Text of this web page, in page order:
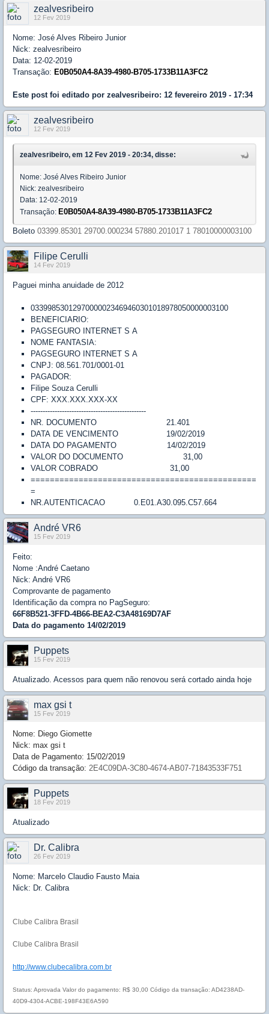
zealvesribeiro
12 Fev 2019
Nome: José Alves Ribeiro Junior
Nick: zealvesribeiro
Data: 12-02-2019
Transação: E0B050A4-8A39-4980-B705-1733B11A3FC2
Este post foi editado por zealvesribeiro: 12 fevereiro 2019 - 17:34
zealvesribeiro
12 Fev 2019
zealvesribeiro, em 12 Fev 2019 - 20:34, disse:
Nome: José Alves Ribeiro Junior
Nick: zealvesribeiro
Data: 12-02-2019
Transação: E0B050A4-8A39-4980-B705-1733B11A3FC2
Boleto 03399.85301 29700.000234 57880.201017 1 78010000003100
Filipe Cerulli
14 Fev 2019
Paguei minha anuidade de 2012
03399853012970000023469460301018978050000003100
BENEFICIARIO:
PAGSEGURO INTERNET S A
NOME FANTASIA:
PAGSEGURO INTERNET S A
CNPJ: 08.561.701/0001-01
PAGADOR:
Filipe Souza Cerulli
CPF: XXX.XXX.XXX-XX
------------------------------------------------
NR. DOCUMENTO 21.401
DATA DE VENCIMENTO 19/02/2019
DATA DO PAGAMENTO 14/02/2019
VALOR DO DOCUMENTO 31,00
VALOR COBRADO 31,00
===============================================
=
NR.AUTENTICACAO 0.E01.A30.095.C57.664
André VR6
15 Fev 2019
Feito:
Nome :André Caetano
Nick: André VR6
Comprovante de pagamento
Identificação da compra no PagSeguro:
66F8B521-3FFD-4B66-BEA2-C3A48169D7AF
Data do pagamento 14/02/2019
Puppets
15 Fev 2019
Atualizado. Acessos para quem não renovou será cortado ainda hoje
max gsi t
15 Fev 2019
Nome: Diego Giomette
Nick: max gsi t
Data de Pagamento: 15/02/2019
Código da transação: 2E4C09DA-3C80-4674-AB07-71843533F751
Puppets
18 Fev 2019
Atualizado
Dr. Calibra
26 Fev 2019
Nome: Marcelo Claudio Fausto Maia
Nick: Dr. Calibra
Clube Calibra Brasil
Clube Calibra Brasil
http://www.clubecalibra.com.br
Status: Aprovada Valor do pagamento: R$ 30,00 Código da transação: AD4238AD-
40D9-4304-ACBE-198F43E6A590